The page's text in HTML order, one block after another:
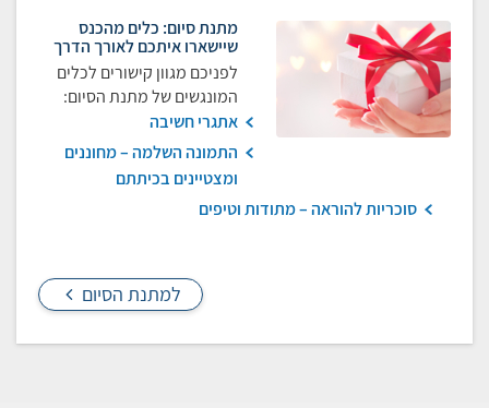
מתנת סיום: כלים מהכנס
שיישארו איתכם לאורך הדרך
לפניכם מגוון קישורים לכלים
המונגשים של מתנת הסיום:
אתגרי חשיבה
התמונה השלמה – מחוננים
ומצטיינים בכיתתם
סוכריות להוראה – מתודות וטיפים
למתנת הסיום